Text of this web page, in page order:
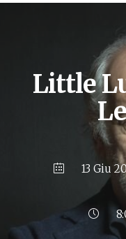
Little
13 Giu